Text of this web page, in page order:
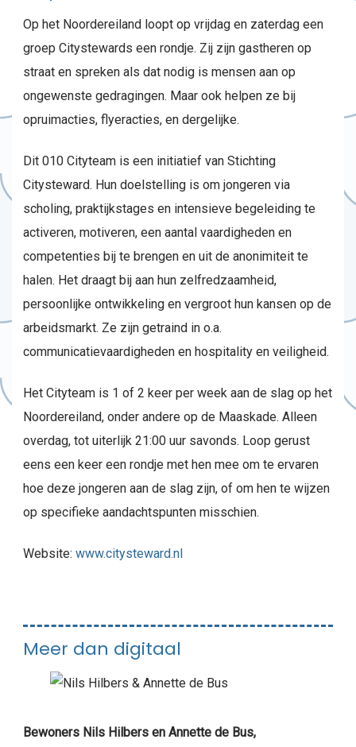
Op het Noordereiland loopt op vrijdag en zaterdag een
groep Citystewards een rondje. Zij zijn gastheren op
straat en spreken als dat nodig is mensen aan op
ongewenste gedragingen. Maar ook helpen ze bij
opruimacties, flyeracties, en dergelijke.
Dit 010 Cityteam is een initiatief van Stichting
Citysteward. Hun doelstelling is om jongeren via
scholing, praktijkstages en intensieve begeleiding te
activeren, motiveren, een aantal vaardigheden en
competenties bij te brengen en uit de anonimiteit te
halen. Het draagt bij aan hun zelfredzaamheid,
persoonlijke ontwikkeling en vergroot hun kansen op de
arbeidsmarkt. Ze zijn getraind in o.a.
communicatievaardigheden en hospitality en veiligheid.
Het Cityteam is 1 of 2 keer per week aan de slag op het
Noordereiland, onder andere op de Maaskade. Alleen
overdag, tot uiterlijk 21:00 uur savonds. Loop gerust
eens een keer een rondje met hen mee om te ervaren
hoe deze jongeren aan de slag zijn, of om hen te wijzen
op specifieke aandachtspunten misschien.
Website: www.citysteward.nl
Meer dan digitaal
Bewoners Nils Hilbers en Annette de Bus,